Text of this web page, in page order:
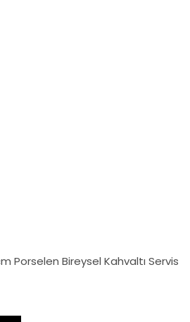
Porselen Bireysel Kahvaltı Servis